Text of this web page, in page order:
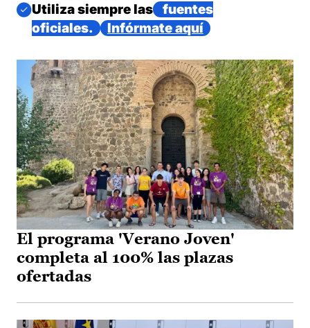
Imagen
Utiliza siempre las
fuentes
oficiales.
Infórmate aquí
El programa 'Verano Joven'
completa al 100% las plazas
ofertadas